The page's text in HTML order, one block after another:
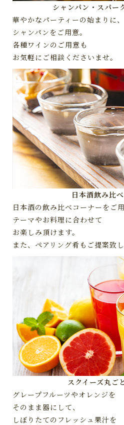
シャンパン・スパー
華やかなパーティーの始まりに、
シャンパンをご用意。
各種ワインのご用意も
お気軽にご相談くださいませ。
日本酒飲み比
日本酒の飲み比べコーナーをご用
テーマやお料理に合わせて
お楽しみ頂けます。
また、ペアリング肴もご提案致し
スクイーズ丸ご
グレープフルーツやオレンジを
そのまま器にして、
しぼりたてのフレッシュ果汁を